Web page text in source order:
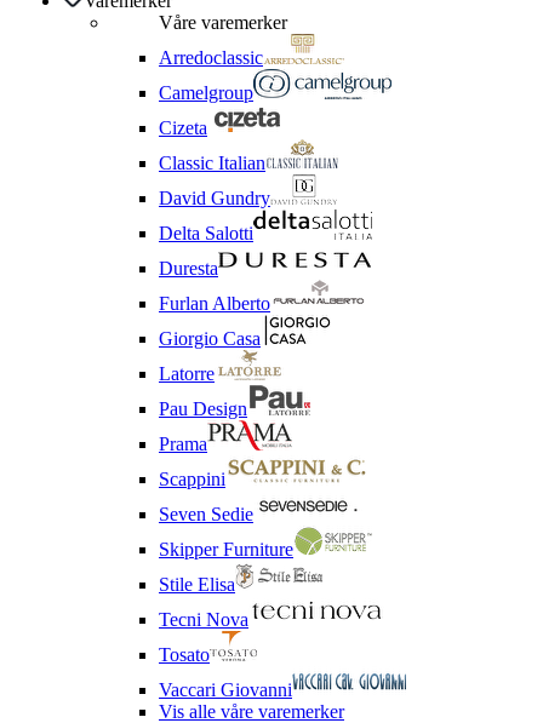
Våre varemerker
Arredoclassic
Camelgroup
Cizeta
Classic Italian
David Gundry
Delta Salotti
Duresta
Furlan Alberto
Giorgio Casa
Latorre
Pau Design
Prama
Scappini
Seven Sedie
Skipper Furniture
Stile Elisa
Tecni Nova
Tosato
Vaccari Giovanni
Vis alle våre varemerker